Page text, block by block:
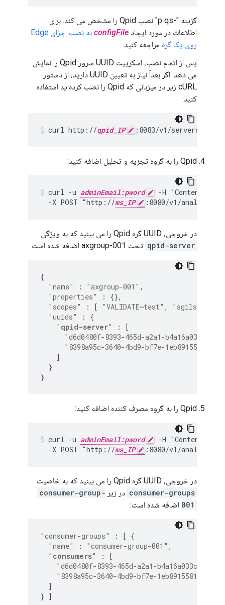
گزینه "-p qs" نصب Qpid را مشخص می کند. برای
اطلاعات در مورد ایجاد configFile
به نصب اجزای Edge
روی یک گره مراجعه کنید.
پس از اتمام نصب، اسکریپت UUID سرور Qpid را نمایش
می دهد. اگر بعداً نیاز به تعیین UUID دارید، از دستور
cURL زیر در میزبانی که Qpid را نصب کرده‌اید استفاده
کنید:
curl http://qpid_IP :8083/v1/servers/self
Qpid را به گروه تجزیه و تحلیل اضافه کنید:
curl -u adminEmail:pword
-H "Content-
  -X POST "http://
ms_IP :8080/v1/analytics/
در خروجی، UUID گره Qpid را می بینید که به ویژگی
qpid-server تحت axgroup-001 اضافه شده است:
{
"name"
: "axgroup-001" ,
"properties"
:
{},
"scopes"
: [ "VALIDATE~test" ,
"uuids"
:
{
" qpid-server" :
[
"d6d0480f-8393-465d-a2a1-b4a16a033c55"
"8398a95c-3640-4bd9-bf7e-1eb89155810a"
]
}
}
Qpid را به گروه مصرف کننده اضافه کنید:
curl -u adminEmail:pword
-H "Content-
  -X POST "http://
ms_IP :8080/v1/analytics/
در خروجی، UUID گره Qpid را می بینید که به خاصیت
consumer-groups در زیر consumer-group-
001 اضافه شده است:
"consumer-groups" : [ {
"name"
: "consumer-group-001" ,
" consumers" :
[
"d6d0480f-8393-465d-a2a1-b4a16a033c55"
"8398a95c-3640-4bd9-bf7e-1eb89155810a"
]
} ]